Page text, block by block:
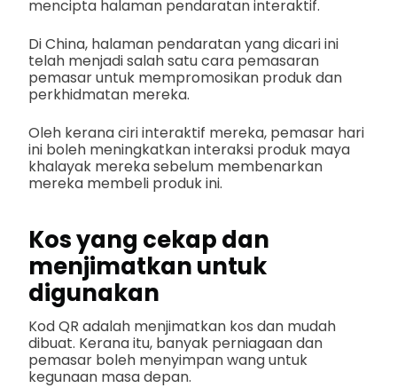
mencipta halaman pendaratan interaktif.
Di China, halaman pendaratan yang dicari ini
telah menjadi salah satu cara pemasaran
pemasar untuk mempromosikan produk dan
perkhidmatan mereka.
Oleh kerana ciri interaktif mereka, pemasar hari
ini boleh meningkatkan interaksi produk maya
khalayak mereka sebelum membenarkan
mereka membeli produk ini.
Kos yang cekap dan
menjimatkan untuk
digunakan
Kod QR adalah menjimatkan kos dan mudah
dibuat. Kerana itu, banyak perniagaan dan
pemasar boleh menyimpan wang untuk
kegunaan masa depan.